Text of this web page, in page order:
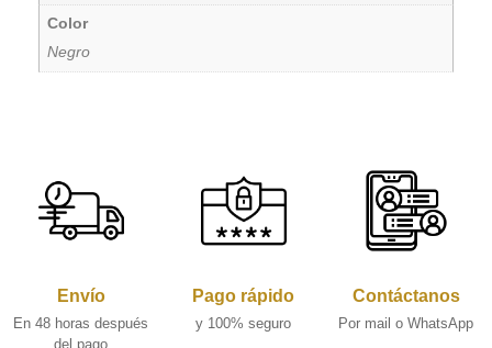
Color
Negro
Envío
En 48 horas después
del pago
Pago rápido
y 100% seguro
Contáctanos
Por mail o WhatsApp